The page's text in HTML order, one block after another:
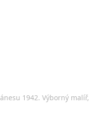
1942. Výborný malíř,